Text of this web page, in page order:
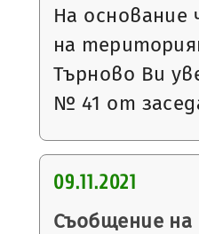
На основание
на
Търново Ви
№ 41 от
09.11.2021
Съобщение на